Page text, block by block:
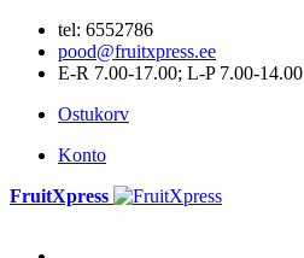
tel: 6552786
pood@fruitxpress.ee
E-R 7.00-17.00; L-P 7.00-14.00
Ostukorv
Konto
FruitXpress